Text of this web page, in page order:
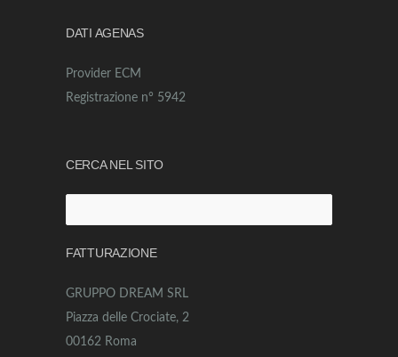
DATI AGENAS
Provider ECM
Registrazione n° 5942
CERCA NEL SITO
per:
FATTURAZIONE
GRUPPO DREAM SRL
Piazza delle Crociate, 2
00162 Roma